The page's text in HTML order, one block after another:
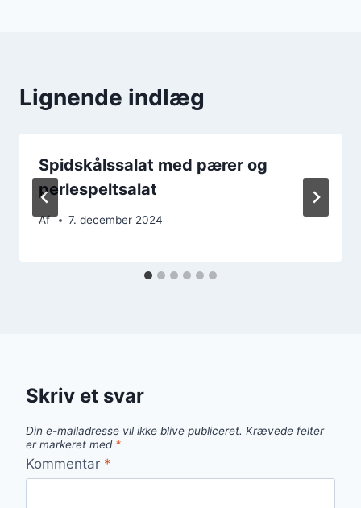
Lignende indlæg
Spidskålssalat med pærer og
perlespeltsalat
Af 7. december 2024
Skriv et svar
Din e-mailadresse vil ikke blive publiceret. Krævede felter
er markeret med *
Kommentar *